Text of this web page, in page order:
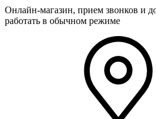
Онлайн-магазин, прием звонков и
работать в обычном режиме